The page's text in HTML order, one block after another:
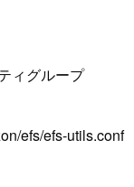
ィグループ
efs/efs-utils.conf